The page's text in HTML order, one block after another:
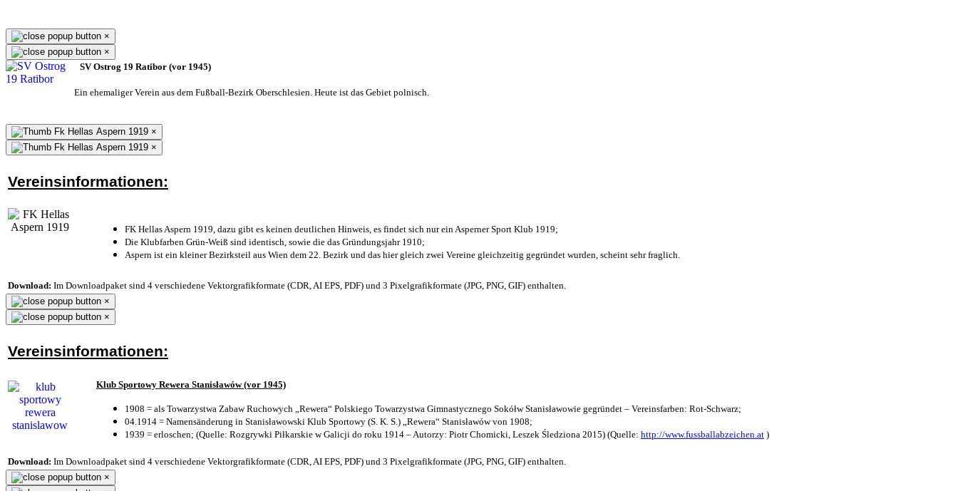
×
×
SV Ostrog 19 Ratibor (vor 1945)
Ein ehemaliger Verein aus dem Fußball-Bezirk Oberschlesien. Heute ist das Gebiet polnisch.
×
×
Vereinsinformationen:
FK Hellas Aspern 1919, dazu gibt es keinen deutlichen Hinweis, es findet sich nur ein Asperner Sport Klub 1919;
Die Klubfarben Grün-Weiß sind identisch, sowie die das Gründungsjahr 1910;
Aspern ist ein kleiner Bezirksteil aus Wien dem 22. Bezirk und das hier gleich zwei Vereine gleichzeitig gegründet wurden, scheint sehr fraglich.
Download: Im Downloadpaket sind 4 verschiedene Vektorgrafikformate (CDR, AI EPS, PDF) und 3 Pixelgrafikformate (JPG, PNG, GIF) enthalten.
×
×
Vereinsinformationen:
Klub Sportowy Rewera Stanisławów (vor 1945)
1908 = als Towarzystwa Zabaw Ruchowych „Rewera“ Polskiego Towarzystwa Gimnastycznego Sokółw Stanisławowie gegründet – Vereinsfarben: Rot-Schwarz;
04.1914 = Namensänderung in Stanisławowski Klub Sportowy (S. K. S.) „Rewera“ Stanisławów von 1908;
1939 = erloschen; (Quelle: Rozgrywki Piłkarskie w Galicji do roku 1914 – Autorzy: Piotr Chomicki, Leszek Śledziona 2015) (Quelle: http://www.fussballabzeichen.at )
Download: Im Downloadpaket sind 4 verschiedene Vektorgrafikformate (CDR, AI EPS, PDF) und 3 Pixelgrafikformate (JPG, PNG, GIF) enthalten.
×